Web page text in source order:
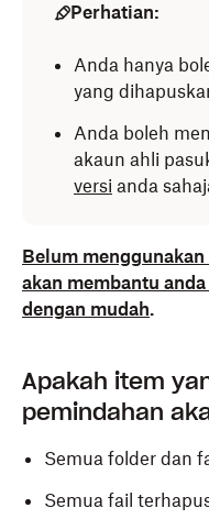
Perhatian:
Anda hanya
yang
Anda boleh
akaun ahli
versi anda
Belum
akan membantu
dengan mudah.
Apakah item
pemindahan
Semua folder dan
Semua fail